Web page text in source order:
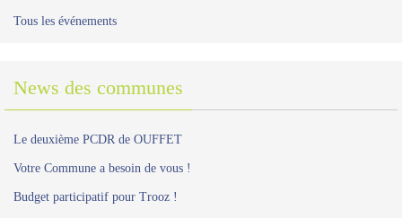
Tous les événements
News des communes
Le deuxième PCDR de OUFFET
Votre Commune a besoin de vous !
Budget participatif pour Trooz !